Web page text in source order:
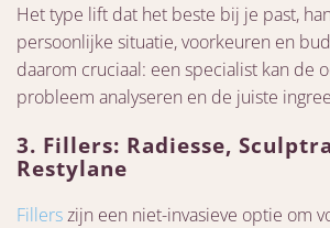
Het type lift dat het beste bij je past,
persoonlijke situatie, voorkeuren en
daarom cruciaal: een specialist kan de
probleem analyseren en de juiste
3. Fillers: Radiesse,
Restylane
Fillerszijn een niet-invasieve optie om